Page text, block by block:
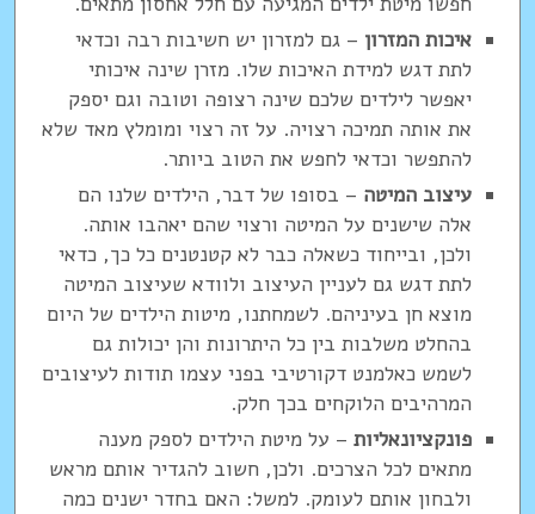
איכות המזרון – גם למזרון יש חשיבות רבה וכדאי
לתת דגש למידת האיכות שלו. מזרן שינה איכותי
יאפשר לילדים שלכם שינה רצופה וטובה וגם יספק
את אותה תמיכה רצויה. על זה רצוי ומומלץ מאד שלא
להתפשר וכדאי לחפש את הטוב ביותר.
עיצוב המיטה – בסופו של דבר, הילדים שלנו הם
אלה שישנים על המיטה ורצוי שהם יאהבו אותה.
ולכן, ובייחוד כשאלה כבר לא קטנטנים כל כך, כדאי
לתת דגש גם לעניין העיצוב ולוודא שעיצוב המיטה
מוצא חן בעיניהם. לשמחתנו, מיטות הילדים של היום
בהחלט משלבות בין כל היתרונות והן יכולות גם
לשמש כאלמנט דקורטיבי בפני עצמו תודות לעיצובים
המרהיבים הלוקחים בכך חלק.
פונקציונאליות – על מיטת הילדים לספק מענה
מתאים לכל הצרכים. ולכן, חשוב להגדיר אותם מראש
ולבחון אותם לעומק. למשל: האם בחדר ישנים כמה